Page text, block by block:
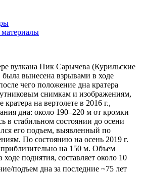
вулкана Пик Сарычева (Курильские
была вынесена взрывами в ходе
чего положение дна кратера
снимкам и изображениям,
на вертолете в 2016 г.,
дна: около 190–220 м от кромки
в стабильном состоянии до осени
его подъем, выявленный по
По состоянию на осень 2019 г.
на 150 м. Объем
поднятия, составляет около 10
подъем дна за последние ~75 лет